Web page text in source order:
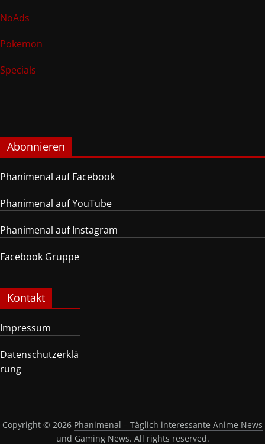
NoAds
Pokemon
Specials
Abonnieren
Phanimenal auf Facebook
Phanimenal auf YouTube
Phanimenal auf Instagram
Facebook Gruppe
Kontakt
Impressum
Datenschutzerklä
rung
Copyright © 2026 Phanimenal – Täglich interessante Anime News
und Gaming News. All rights reserved.